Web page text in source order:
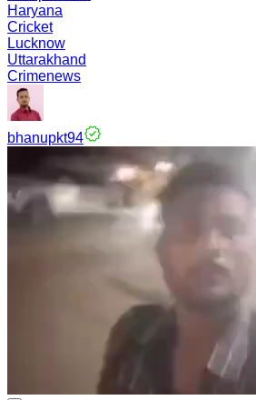
Haryana
Cricket
Lucknow
Uttarakhand
Crimenews
bhanupkt94